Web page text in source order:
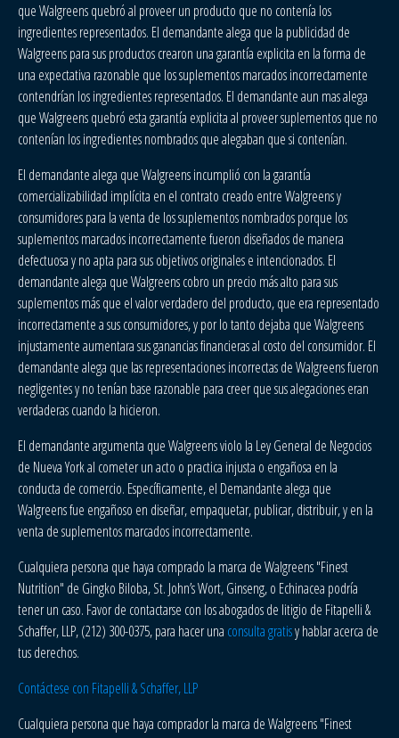
que Walgreens quebró al proveer un producto que no contenía los
ingredientes representados. El demandante alega que la publicidad de
Walgreens para sus productos crearon una garantía explicita en la forma de
una expectativa razonable que los suplementos marcados incorrectamente
contendrían los ingredientes representados. El demandante aun mas alega
que Walgreens quebró esta garantía explicita al proveer suplementos que no
contenían los ingredientes nombrados que alegaban que si contenían.
El demandante alega que Walgreens incumplió con la garantía
comercializabilidad implícita en el contrato creado entre Walgreens y
consumidores para la venta de los suplementos nombrados porque los
suplementos marcados incorrectamente fueron diseñados de manera
defectuosa y no apta para sus objetivos originales e intencionados. El
demandante alega que Walgreens cobro un precio más alto para sus
suplementos más que el valor verdadero del producto, que era representado
incorrectamente a sus consumidores, y por lo tanto dejaba que Walgreens
injustamente aumentara sus ganancias financieras al costo del consumidor. El
demandante alega que las representaciones incorrectas de Walgreens fueron
negligentes y no tenían base razonable para creer que sus alegaciones eran
verdaderas cuando la hicieron.
El demandante argumenta que Walgreens violo la Ley General de Negocios
de Nueva York al cometer un acto o practica injusta o engañosa en la
conducta de comercio. Específicamente, el Demandante alega que
Walgreens fue engañoso en diseñar, empaquetar, publicar, distribuir, y en la
venta de suplementos marcados incorrectamente.
Cualquiera persona que haya comprado la marca de Walgreens "Finest
Nutrition" de Gingko Biloba, St. John’s Wort, Ginseng, o Echinacea podría
tener un caso. Favor de contactarse con los abogados de litigio de Fitapelli &
Schaffer, LLP, (212) 300-0375, para hacer una consulta gratisy hablar acerca de
tus derechos.
Contáctese con Fitapelli & Schaffer, LLP
Cualquiera persona que haya comprador la marca de Walgreens "Finest